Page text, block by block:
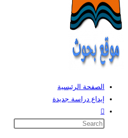
الصفحة الرئيسية
إيداع دراسة جديدة
Toggle
website